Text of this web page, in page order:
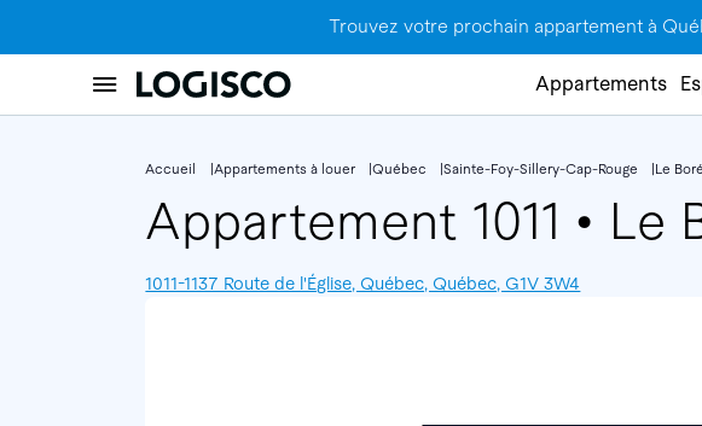
Trouvez votre prochain appartement à
Appartements
Accueil Appartements à louer Québec Sainte-Foy-Sillery-Cap-Rouge Le
Appartement 1011 • Le
1011-1137 Route de l'Église, Québec, Québec, G1V 3W4